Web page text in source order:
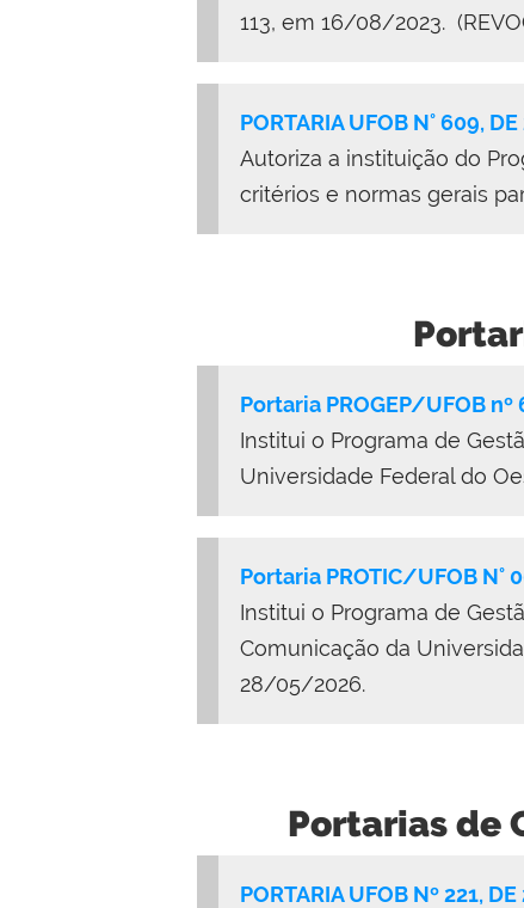
113, em 16/08/2023.
PORTARIA UFOB N° 609,
Autoriza a instituição do
critérios e normas gerais
Portaria PROGEP/UFOB
Institui o Programa de
Universidade Federal do
Portaria PROTIC/UFOB N°
Institui o Programa de
Comunicação da
28/05/2026.
Portarias de
PORTARIA UFOB Nº 221,